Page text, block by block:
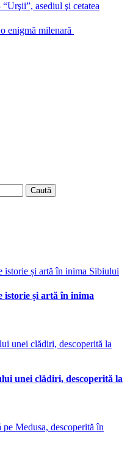
asediul şi cetatea
enigmă milenară
istorie și artă în inima
unei clădiri, descoperită la